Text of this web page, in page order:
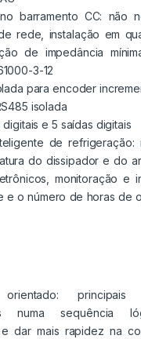
barramento CC: não
rede, instalação em
de impedância
3-12
para encoder
isolada
e 5 saídas digitais
de refrigeração:
do dissipador e do
monitoração e
e o número de horas de
principais
numa sequência
e dar mais rapidez na